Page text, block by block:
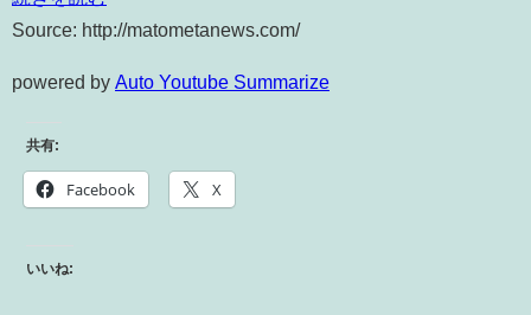
Source: http://matometanews.com/
powered by Auto Youtube Summarize
共有:
Facebook X
いいね: